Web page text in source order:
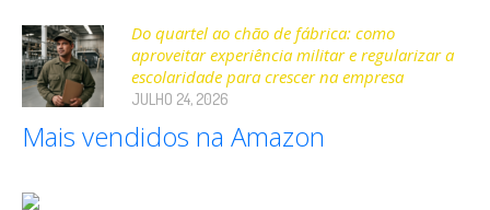
Do quartel ao chão de fábrica: como
aproveitar experiência militar e regularizar a
escolaridade para crescer na empresa
JULHO 24, 2026
Mais vendidos na Amazon